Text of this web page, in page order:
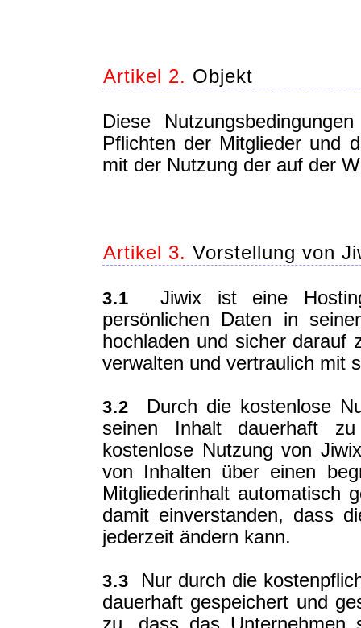
Artikel 2. Objekt
Diese
Pflichten der Mitglieder und
mit der Nutzung der auf der
Artikel 3. Vorstellung von
3.1 Jiwix ist eine
persönlichen Daten in
hochladen und sicher darauf
verwalten und vertraulich mit
3.2 Durch die kostenlose
seinen Inhalt dauerhaft
kostenlose Nutzung von
von Inhalten über einen
Mitgliederinhalt automatisch
damit einverstanden, dass
jederzeit ändern kann.
3.3 Nur durch die
dauerhaft gespeichert und